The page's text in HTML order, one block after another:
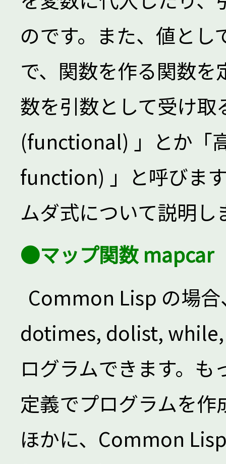
のです。また、値と
で、関数を作る関数
数を引数として受け取
(functional) 」とか「
function) 」と呼びま
ムダ式について説明し
●マップ関数 mapcar
Common Lisp の場
dotimes, dolist,
ログラムできます。
定義でプログラムを
ほかに、Common